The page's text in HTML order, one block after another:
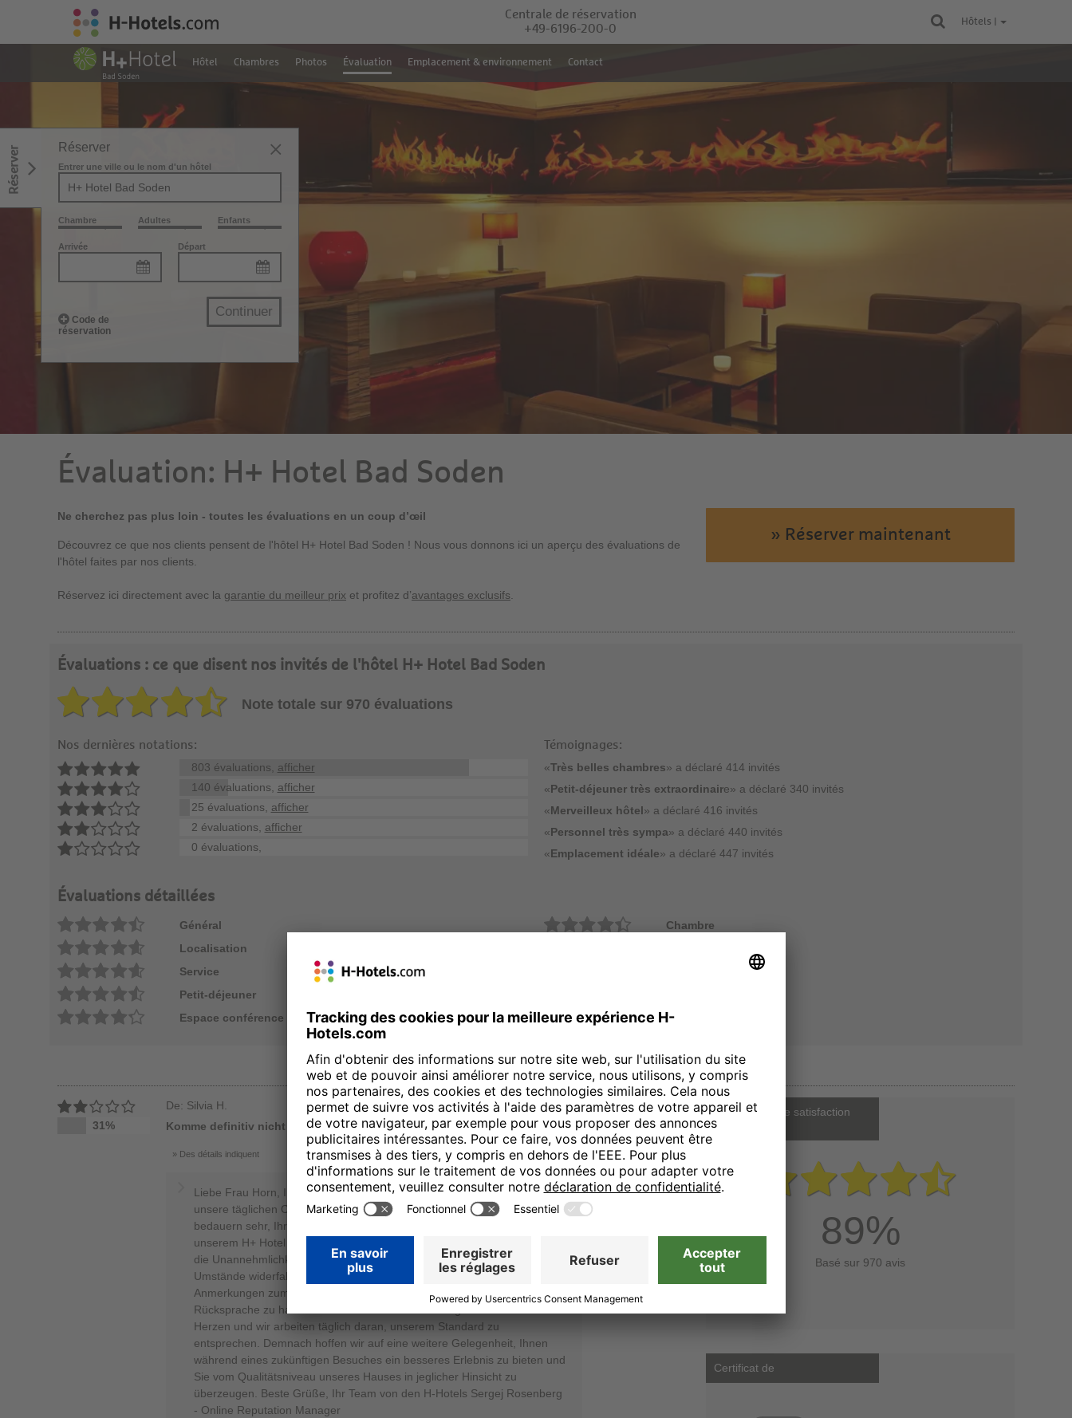
Centrale de réservation
+49-6196-200-0
Hôtels |
Hôtel Chambres Photos Évaluation Emplacement & environnement Contact
Réserver Réserver
Entrer une ville ou le nom d'un hôtel
Chambre Adultes Enfants
Arrivée Départ
Code de
réservation
Continuer
Évaluation: H+ Hotel Bad Soden
Ne cherchez pas plus loin - toutes les évaluations en un coup d’œil
Découvrez ce que nos clients pensent de l'hôtel H+ Hotel Bad Soden ! Nous vous donnons ici un aperçu des évaluations de
l'hôtel faites par nos clients.
Réservez ici directement avec la garantie du meilleur prix et profitez d’avantages exclusifs
» Réserver maintenant
Évaluations : ce que disent nos invités de l'hôtel H+ Hotel Bad Soden
Note totale sur 970 évaluations
Nos dernières notations:
803 évaluations, afficher
140 évaluations, afficher
25 évaluations, afficher
2 évaluations, afficher
0 évaluations,
Témoignages:
«Très belles chambres» a déclaré 414 invités
«Petit-déjeuner très extraordinaire» a déclaré 340 invités
«Merveilleux hôtel» a déclaré 416 invités
«Personnel très sympa» a déclaré 440 invités
«Emplacement idéale» a déclaré 447 invités
Évaluations détaillées
Général
Chambre
Localisation
Service
Petit-déjeuner
Espace conférence
31%
De: Silvia H.
Komme definitiv nicht wieder und es gibt auch keine Empfehlung.
Des détails indiquent
Liebe Frau Horn, Ihr Feedback wissen wir zu schätzen, da es hilfreich ist,
unsere täglichen Optimierungsprozesse erfolgreich umzusetzen. Wir
bedauern sehr, Ihren Erwartungen an einen erholsamen Aufenthalt in
unserem H+ Hotel nicht entsprochen zu haben. Bitte entschuldigen Sie
die Unannehmlichkeiten, welche Ihnen aufgrund beschriebener
Umstände widerfahren sind und seien Sie versichert, dass wir Ihre
Anmerkungen zum Anlass nehmen, mit unserem Management
Rücksprache zu halten. Das Wohl unserer Gäste liegt uns sehr am
Herzen und wir arbeiten täglich daran, unserem Standard zu
entsprechen. Demnach hoffen wir auf eine weitere Gelegenheit, Ihnen
während eines zukünftigen Besuches ein besseres Erlebnis zu bieten und
Sie vom Qualitätsniveau unseres Hauses in jeglicher Hinsicht zu
überzeugen. Beste Grüße, Ihr Team von den H-Hotels Sergej Rosenberg
- Online Reputation Manager
06.05.24
Notre indice de satisfaction
client
89%
Basé sur 970 avis
Certificat de